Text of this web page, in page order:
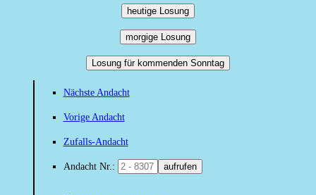
heutige Losung
morgige Losung
Losung für kommenden Sonntag
Nächste Andacht
Vorige Andacht
Zufalls-Andacht
Andacht Nr.: aufrufen